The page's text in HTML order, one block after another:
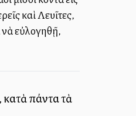
καὶ Λευῖτες,
εὐλογηθῇ,
κατὰ πάντα τὰ